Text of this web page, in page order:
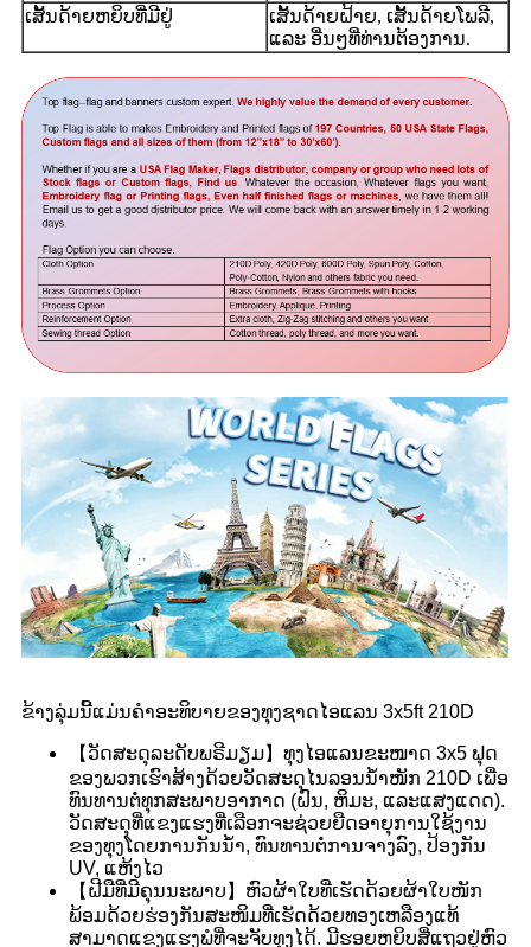
ເສັ້ນດ້າຍຫຍິບທີ່ມີຢູ່
ເສັ້ນດ້າຍຝ້າຍ, ເສັ້ນດ້າຍໂພລີ,
ແລະ ອື່ນໆທີ່ທ່ານຕ້ອງການ.
ຂ້າງລຸ່ມນີ້ແມ່ນຄຳອະທິບາຍຂອງທຸງຊາດໄອແລນ 3x5ft 210D
【ວັດສະດຸລະດັບພຣີມຽມ】ທຸງໄອແລນຂະໜາດ 3x5 ຟຸດ
ຂອງພວກເຮົາສ້າງດ້ວຍວັດສະດຸໄນລອນນ້ຳໜັກ 210D ເພື່ອ
ທົນທານຕໍ່ທຸກສະພາບອາກາດ (ຝົນ, ຫິມະ, ແລະແສງແດດ).
ວັດສະດຸທີ່ແຂງແຮງທີ່ເລືອກຈະຊ່ວຍຍືດອາຍຸການໃຊ້ງານ
ຂອງທຸງໂດຍການກັນນ້ຳ, ທົນທານຕໍ່ການຈາງລົງ, ປ້ອງກັນ
UV, ແຫ້ງໄວ
【ຝີມືທີ່ມີຄຸນນະພາບ】ຫົວຜ້າໃບທີ່ເຮັດດ້ວຍຜ້າໃບໜັກ
ພ້ອມດ້ວຍຮ່ອງກັນສະໜິມທີ່ເຮັດດ້ວຍທອງເຫລືອງແທ້
ສາມາດແຂງແຮງພໍທີ່ຈະຈັບທຸງໄດ້. ມີຮອຍຫຍິບສີ່ແຖວຢູ່ຫົວ